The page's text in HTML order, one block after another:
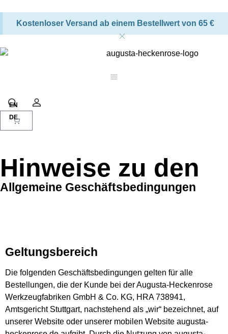
Kostenloser Versand ab einem Bestellwert von 65 €
Warenkorb
Suche
Hinweise zu den
Allgemeine Geschäftsbedingungen
Geltungsbereich
Die folgenden Geschäftsbedingungen gelten für alle
Bestellungen, die der Kunde bei der Augusta-Heckenrose
Werkzeugfabriken GmbH & Co. KG, HRA 738941,
Amtsgericht Stuttgart, nachstehend als „wir“ bezeichnet, auf
unserer Website oder unserer mobilen Website augusta-